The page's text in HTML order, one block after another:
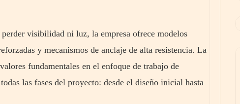
visibilidad ni luz, la empresa ofrece modelos
y mecanismos de anclaje de alta resistencia. La
fundamentales en el enfoque de trabajo de
las fases del proyecto: desde el diseño inicial hasta